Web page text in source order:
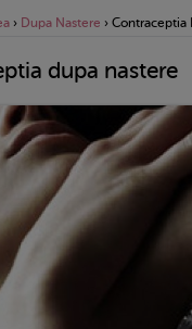
› Dupa Nastere › Contraceptia
dupa nastere